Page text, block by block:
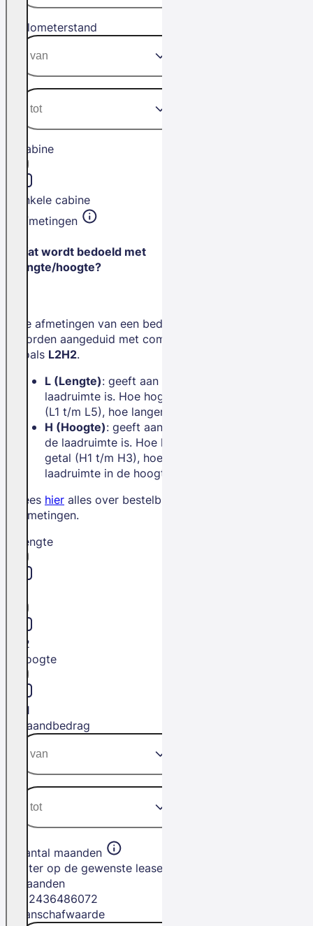
Kilometerstand
Cabine
Enkele cabine
Afmetingen
Wat wordt bedoeld met
lengte/hoogte?
De afmetingen van een bedrijfswagen
worden aangeduid met combinaties
zoals L2H2.
L (Lengte): geeft aan hoe lang de
laadruimte is. Hoe hoger het getal
(L1 t/m L5), hoe langer de bus.
H (Hoogte): geeft aan hoe hoog
de laadruimte is. Hoe hoger het
getal (H1 t/m H3), hoe meer
laadruimte in de hoogte.
Lees hier alles over bestelbus
afmetingen.
Lengte
L2
Hoogte
H1
Maandbedrag
Aantal maanden
Filter op de gewenste leasetermijn in
maanden
2436486072
Aanschafwaarde